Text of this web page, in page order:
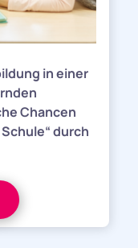
in einer
Chancen
durch